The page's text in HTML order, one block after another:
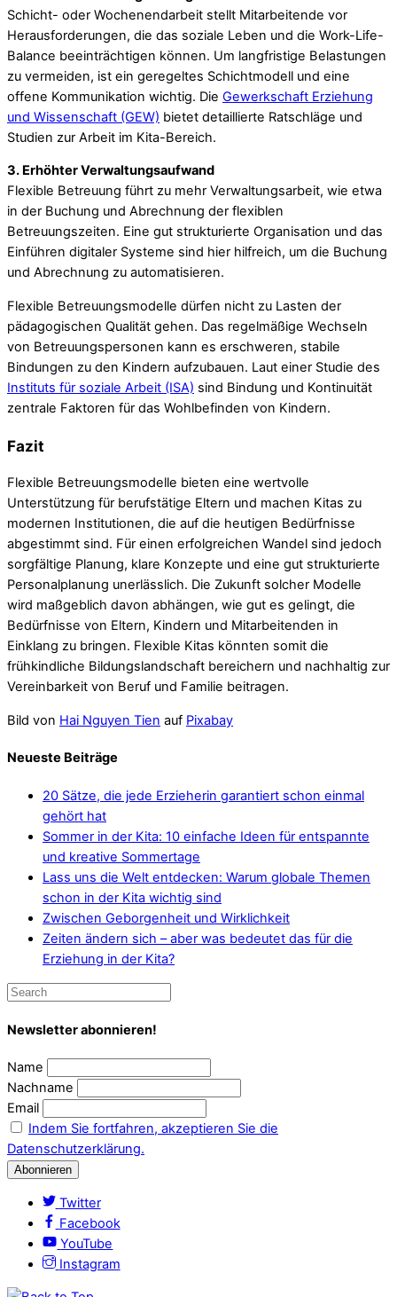
Schicht- oder Wochenendarbeit stellt Mitarbeitende vor
Herausforderungen, die das soziale Leben und die Work-Life-
Balance beeinträchtigen können. Um langfristige Belastungen
zu vermeiden, ist ein geregeltes Schichtmodell und eine
offene Kommunikation wichtig. Die Gewerkschaft Erziehung
und Wissenschaft (GEW) bietet detaillierte Ratschläge und
Studien zur Arbeit im Kita-Bereich.
3. Erhöhter Verwaltungsaufwand
Flexible Betreuung führt zu mehr Verwaltungsarbeit, wie etwa
in der Buchung und Abrechnung der flexiblen
Betreuungszeiten. Eine gut strukturierte Organisation und das
Einführen digitaler Systeme sind hier hilfreich, um die Buchung
und Abrechnung zu automatisieren.
Flexible Betreuungsmodelle dürfen nicht zu Lasten der
pädagogischen Qualität gehen. Das regelmäßige Wechseln
von Betreuungspersonen kann es erschweren, stabile
Bindungen zu den Kindern aufzubauen. Laut einer Studie des
Instituts für soziale Arbeit (ISA) sind Bindung und Kontinuität
zentrale Faktoren für das Wohlbefinden von Kindern.
Fazit
Flexible Betreuungsmodelle bieten eine wertvolle
Unterstützung für berufstätige Eltern und machen Kitas zu
modernen Institutionen, die auf die heutigen Bedürfnisse
abgestimmt sind. Für einen erfolgreichen Wandel sind jedoch
sorgfältige Planung, klare Konzepte und eine gut strukturierte
Personalplanung unerlässlich. Die Zukunft solcher Modelle
wird maßgeblich davon abhängen, wie gut es gelingt, die
Bedürfnisse von Eltern, Kindern und Mitarbeitenden in
Einklang zu bringen. Flexible Kitas könnten somit die
frühkindliche Bildungslandschaft bereichern und nachhaltig zur
Vereinbarkeit von Beruf und Familie beitragen.
Bild von Hai Nguyen Tien auf Pixabay
Neueste Beiträge
20 Sätze, die jede Erzieherin garantiert schon einmal
gehört hat
Sommer in der Kita: 10 einfache Ideen für entspannte
und kreative Sommertage
Lass uns die Welt entdecken: Warum globale Themen
schon in der Kita wichtig sind
Zwischen Geborgenheit und Wirklichkeit
Zeiten ändern sich – aber was bedeutet das für die
Erziehung in der Kita?
Newsletter abonnieren!
Name
Nachname
Email
Indem Sie fortfahren, akzeptieren Sie die
Datenschutzerklärung.
Twitter
Facebook
YouTube
Instagram